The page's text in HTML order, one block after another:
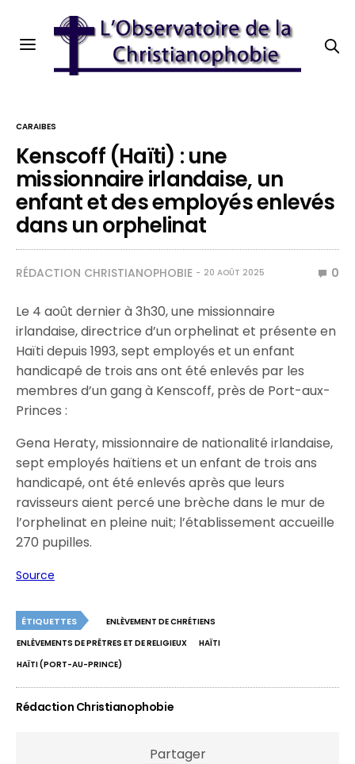
CARAIBES
Kenscoff (Haïti) : une
missionnaire irlandaise, un
enfant et des employés enlevés
dans un orphelinat
RÉDACTION CHRISTIANOPHOBIE 20 AOÛT 2025 0
Le 4 août dernier à 3h30, une missionnaire
irlandaise, directrice d’un orphelinat et présente en
Haïti depuis 1993, sept employés et un enfant
handicapé de trois ans ont été enlevés par les
membres d’un gang à Kenscoff, près de Port-aux-
Princes :
Gena Heraty, missionnaire de nationalité irlandaise,
sept employés haïtiens et un enfant de trois ans
handicapé, ont été enlevés après que leurs
ravisseurs aient percé une brèche dans le mur de
l’orphelinat en pleine nuit; l’établissement accueille
270 pupilles.
Source
ÉTIQUETTES
ENLÈVEMENT DE CHRÉTIENS
ENLÈVEMENTS DE PRÊTRES ET DE RELIGIEUX
HAÏTI
HAÏTI (PORT-AU-PRINCE)
Rédaction Christianophobie
Partager